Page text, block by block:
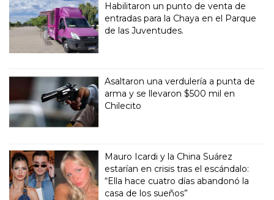
Habilitaron un punto de venta de
entradas para la Chaya en el Parque
de las Juventudes.
Asaltaron una verdulería a punta de
arma y se llevaron $500 mil en
Chilecito
Mauro Icardi y la China Suárez
estarían en crisis tras el escándalo:
“Ella hace cuatro días abandonó la
casa de los sueños”